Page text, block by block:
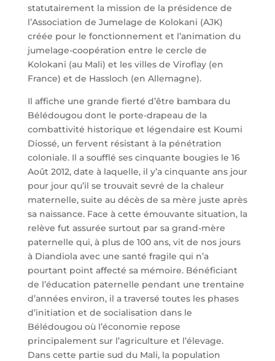
statutairement la mission de la présidence de
l’Association de Jumelage de Kolokani (AJK)
créée pour le fonctionnement et l’animation du
jumelage-coopération entre le cercle de
Kolokani (au Mali) et les villes de Viroflay (en
France) et de Hassloch (en Allemagne).
Il affiche une grande fierté d’être bambara du
Bélédougou dont le porte-drapeau de la
combattivité historique et légendaire est Koumi
Diossé, un fervent résistant à la pénétration
coloniale. Il a soufflé ses cinquante bougies le 16
Août 2012, date à laquelle, il y’a cinquante ans jour
pour jour qu’il se trouvait sevré de la chaleur
maternelle, suite au décès de sa mère juste après
sa naissance. Face à cette émouvante situation, la
relève fut assurée surtout par sa grand-mère
paternelle qui, à plus de 100 ans, vit de nos jours
à Diandiola avec une santé fragile qui n’a
pourtant point affecté sa mémoire. Bénéficiant
de l’éducation paternelle pendant une trentaine
d’années environ, il a traversé toutes les phases
d’initiation et de socialisation dans le
Bélédougou où l’économie repose
principalement sur l’agriculture et l’élevage.
Dans cette partie sud du Mali, la population